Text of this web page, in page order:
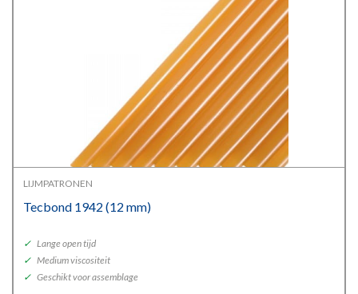
LIJMPATRONEN
Tecbond 1942 (12 mm)
✓ Lange open tijd
✓ Medium viscositeit
✓ Geschikt voor assemblage